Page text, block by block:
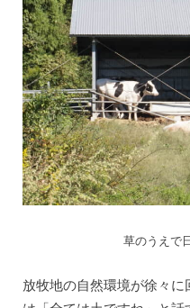
草のうえで
放牧地の自然環境が徐々